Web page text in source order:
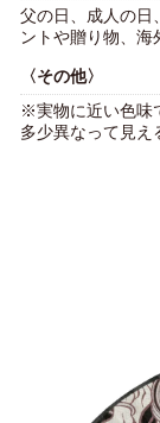
父の日、成人の日
ントや贈り物、海
〈その他〉
※実物に近い色味
多少異なって見え